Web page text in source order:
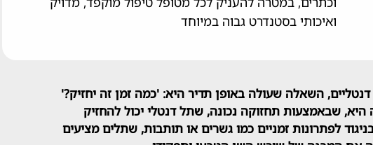
ואיכותי בסטנדרט גבוה במיוחד
השאלה שעולה באופן תדיר היא: 'כמה זמן זה יחזיק?'
שבאמצעות תחזוקה נכונה, שתל דנטלי יכול להחזיק
לפתרונות זמניים כמו גשרים או תותבות, שתלים מציעים